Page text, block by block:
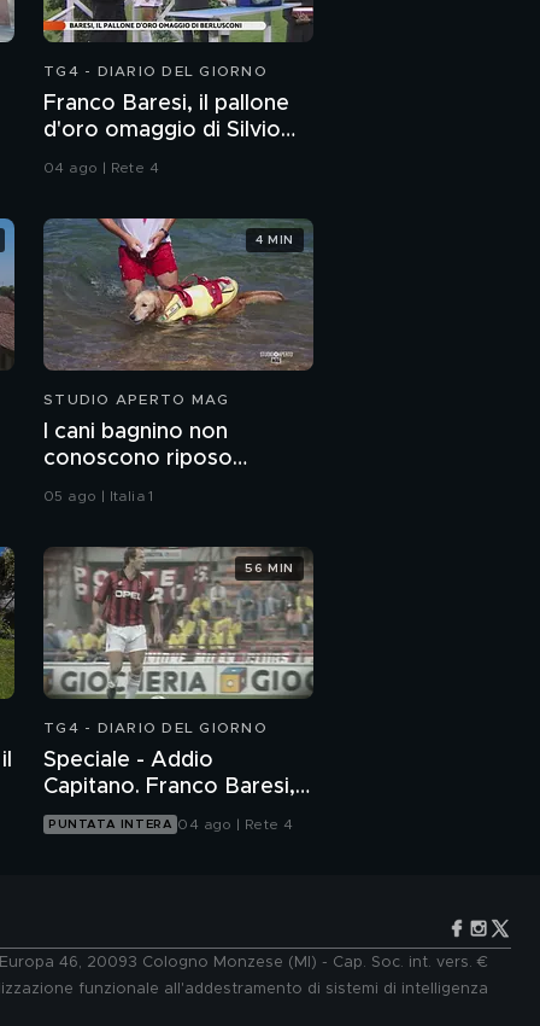
TG4 - DIARIO DEL GIORNO
Franco Baresi, il pallone
d'oro omaggio di Silvio
Berlusconi
04 ago | Rete 4
STUDIO APERTO MAG
I cani bagnino non
conoscono riposo
d'estate
05 ago | Italia 1
4 MIN
TG4 - DIARIO DEL GIORNO
Speciale - Addio
Capitano. Franco Baresi,
un grande italiano
PUNTATA INTERA 04 ago | Rete 4
56 MIN
46, 20093 Cologno Monzese (MI) - Cap. Soc. int. vers. €
funzionale all'addestramento di sistemi di intelligenza